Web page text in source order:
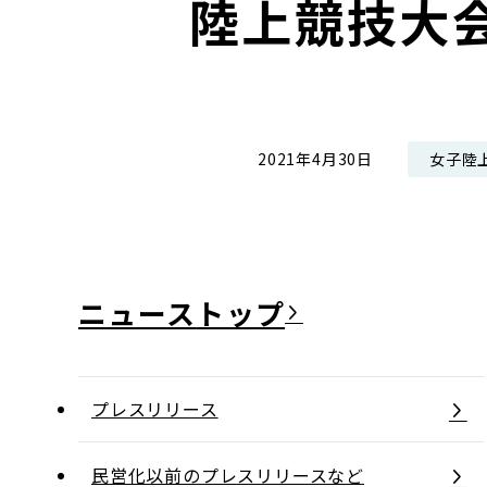
持続可能な金融のフレームワーク陸上競技大
2021年4月30日 女子陸
ニュース
プレスリリース
民営化以前のプレスリリースなど